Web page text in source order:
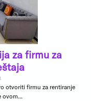
za firmu za
otvoriti firmu za rentiranje
ovom...